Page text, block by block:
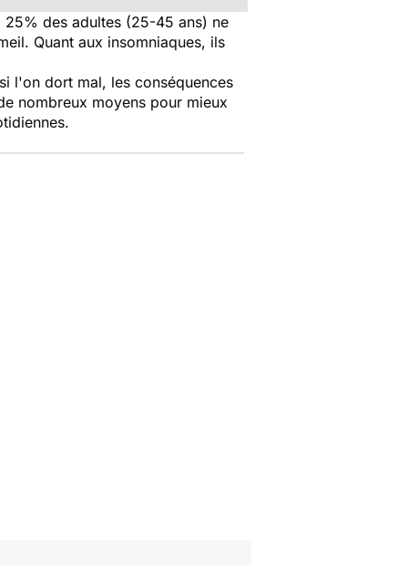
des adultes (25-45 ans) ne
Quant aux insomniaques, ils
l'on dort mal, les conséquences
nombreux moyens pour mieux